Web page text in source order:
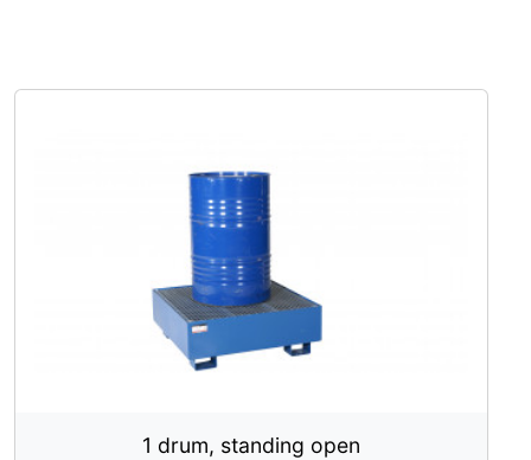
1 drum, standing open